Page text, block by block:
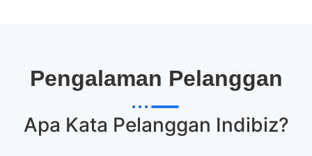
Pengalaman Pelanggan
Apa Kata Pelanggan Indibiz?